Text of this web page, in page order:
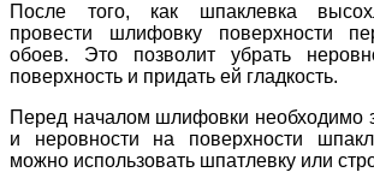
После того, как шпаклевка
провести шлифовку поверхности
обоев. Это позволит убрать
поверхность и придать ей гладкость.
Перед началом шлифовки необходимо
и неровности на поверхности
можно использовать шпатлевку или